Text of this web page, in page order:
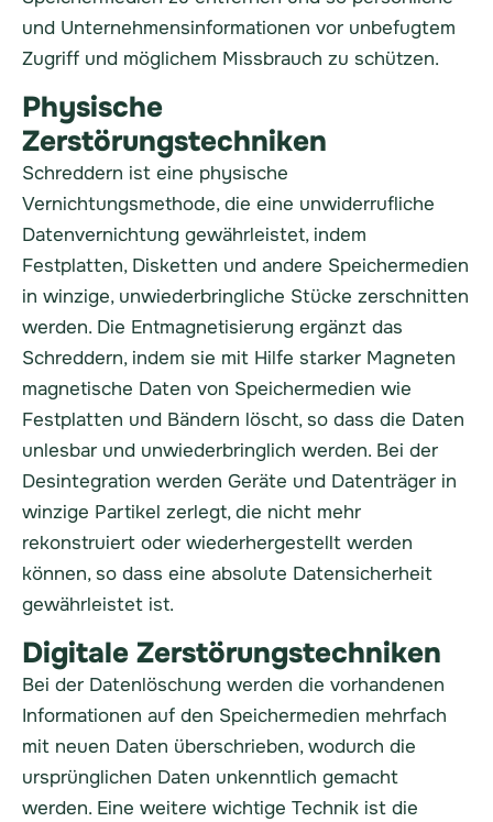
und Unternehmensinformationen vor unbefugtem
Zugriff und möglichem Missbrauch zu schützen.
Physische
Zerstörungstechniken
Schreddern ist eine physische
Vernichtungsmethode, die eine unwiderrufliche
Datenvernichtung gewährleistet, indem
Festplatten, Disketten und andere Speichermedien
in winzige, unwiederbringliche Stücke zerschnitten
werden. Die Entmagnetisierung ergänzt das
Schreddern, indem sie mit Hilfe starker Magneten
magnetische Daten von Speichermedien wie
Festplatten und Bändern löscht, so dass die Daten
unlesbar und unwiederbringlich werden. Bei der
Desintegration werden Geräte und Datenträger in
winzige Partikel zerlegt, die nicht mehr
rekonstruiert oder wiederhergestellt werden
können, so dass eine absolute Datensicherheit
gewährleistet ist.
Digitale Zerstörungstechniken
Bei der Datenlöschung werden die vorhandenen
Informationen auf den Speichermedien mehrfach
mit neuen Daten überschrieben, wodurch die
ursprünglichen Daten unkenntlich gemacht
werden. Eine weitere wichtige Technik ist die